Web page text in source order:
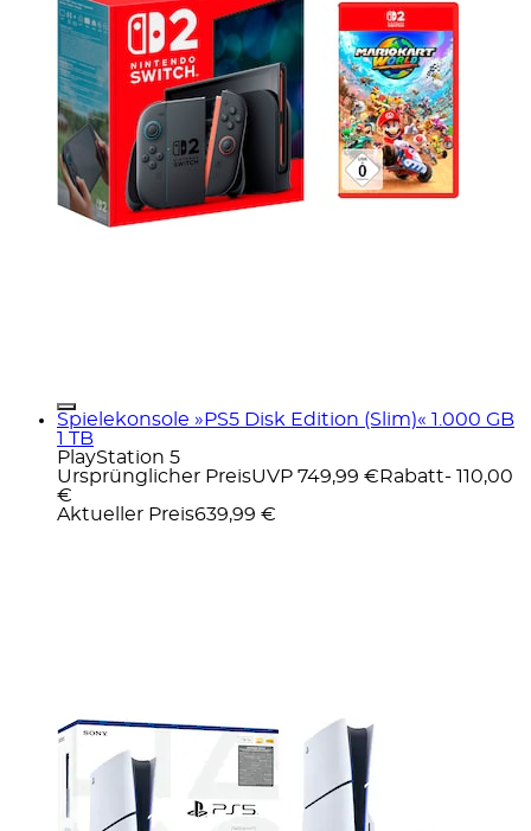
Spielekonsole »PS5 Disk Edition (Slim)« 1.000 GB
1 TB
PlayStation 5
Ursprünglicher PreisUVP 749,99 € Rabatt- 110,00
€
Aktueller Preis639,99 €